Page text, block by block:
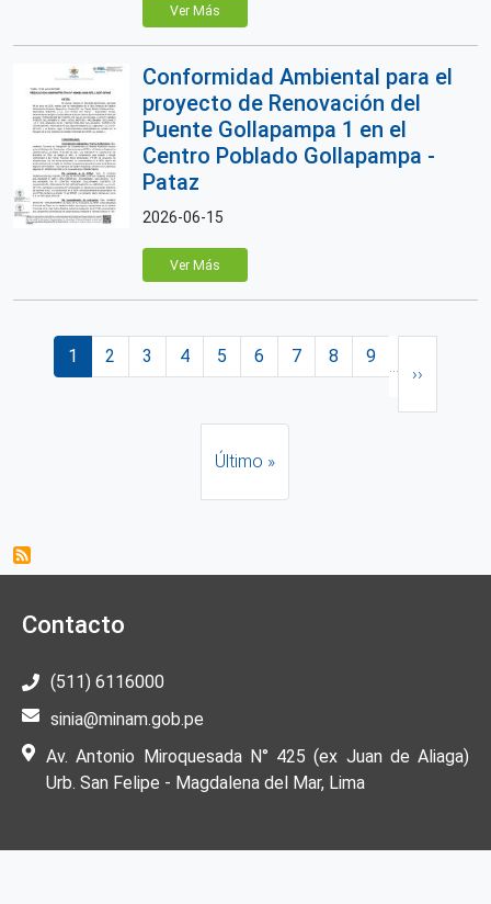
Ver Más
Conformidad Ambiental para el
proyecto de Renovación del
Puente Gollapampa 1 en el
Centro Poblado Gollapampa -
Pataz
2026-06-15
Ver Más
Paginación
Página actual
1 Página
2 Página
3 Página
4 Página
5 Página
6 Página
7 Página
8 Página
9 …
››
Último »
Contacto
(511) 6116000
sinia@minam.gob.pe
Av. Antonio Miroquesada N° 425 (ex Juan de Aliaga)
Urb. San Felipe - Magdalena del Mar, Lima